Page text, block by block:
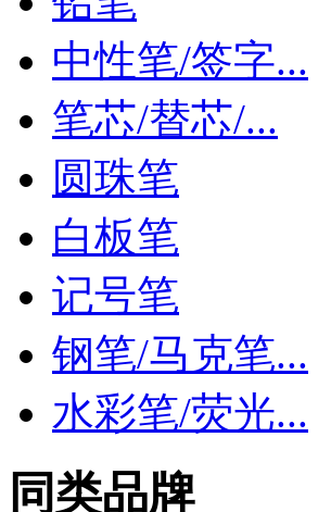
中性笔/签字...
笔芯/替芯/...
圆珠笔
白板笔
记号笔
钢笔/马克笔...
水彩笔/荧光...
同类品牌